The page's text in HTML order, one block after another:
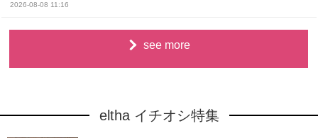
2026-08-08 11:16
see more
eltha イチオシ特集